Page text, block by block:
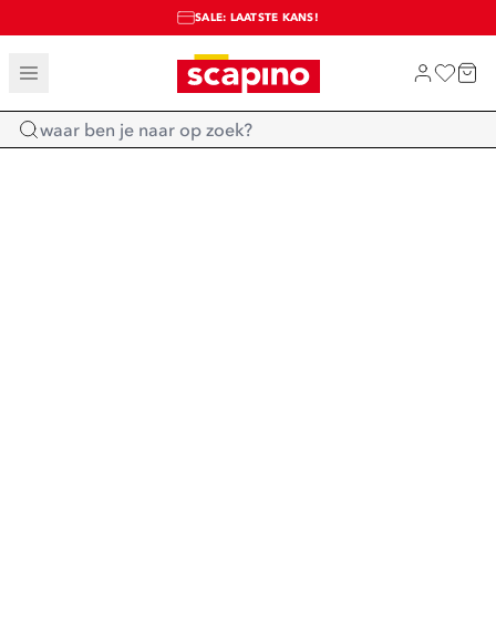
TOT 70% KORTING OP SALE
SALE: LAATSTE KANS!
SHOP NIEUW
Home